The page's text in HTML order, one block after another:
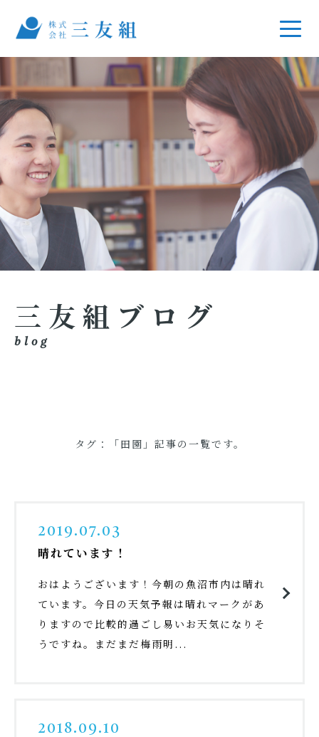
三友組ブログ
blog
タグ：「田園」記事の一覧です。
2019.07.03
晴れています！
おはようございます！今朝の魚沼市内は晴れ
ています。今日の天気予報は晴れマークがあ
りますので比較的過ごし易いお天気になりそ
うですね。まだまだ梅雨明...
2018.09.10